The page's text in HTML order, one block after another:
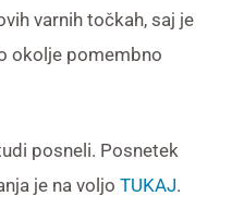
varnih točkah, saj je
okolje pomembno
posneli. Posnetek
je na voljo TUKAJ.